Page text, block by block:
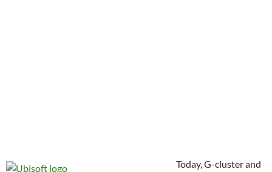
Today, G-cluster and